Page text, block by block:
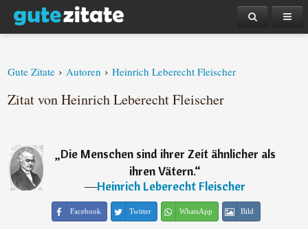
Gute Zitate › Autoren › Heinrich Leberecht Fleischer
Zitat von Heinrich Leberecht Fleischer
„Die Menschen sind ihrer Zeit ähnlicher als
ihren Vätern.“
―Heinrich Leberecht Fleischer
Facebook Twitter WhatsApp Bild